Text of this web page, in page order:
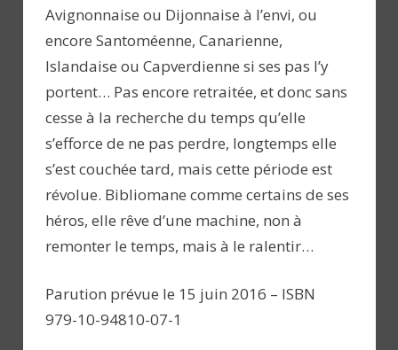
Avignonnaise ou Dijonnaise à l’envi, ou
encore Santoméenne, Canarienne,
Islandaise ou Capverdienne si ses pas l’y
portent… Pas encore retraitée, et donc sans
cesse à la recherche du temps qu’elle
s’efforce de ne pas perdre, longtemps elle
s’est couchée tard, mais cette période est
révolue. Bibliomane comme certains de ses
héros, elle rêve d’une machine, non à
remonter le temps, mais à le ralentir…
Parution prévue le 15 juin 2016 – ISBN
979-10-94810-07-1